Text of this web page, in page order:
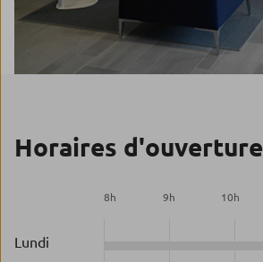
Horaires d'ouverture
8h 9h 10h
Lundi